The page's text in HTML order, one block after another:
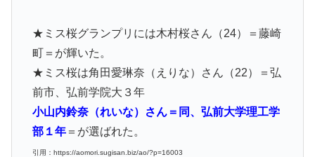
★ミス桜グランプリには木村桜さん（24）＝藤崎
町＝が輝いた。
★ミス桜は角田愛琳奈（えりな）さん（22）＝弘
前市、弘前学院大３年
小山内鈴奈（れいな）さん＝同、弘前大学理工学
部１年＝が選ばれた。
引用：https://aomori.sugisan.biz/ao/?p=16003